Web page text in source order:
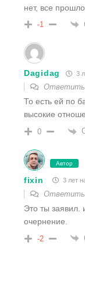
нет, все
-1
Dagidag 3
Ответить
То есть ей по
высокие
0
Автор
fixin 3 лет
Ответить
Это ты заявил.
очернение.
-2